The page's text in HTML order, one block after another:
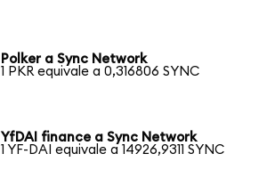
Polker a Sync Network
1 PKR equivale a 0,316806 SYNC
YfDAI finance a Sync Network
1 YF-DAI equivale a 14926,9311 SYNC